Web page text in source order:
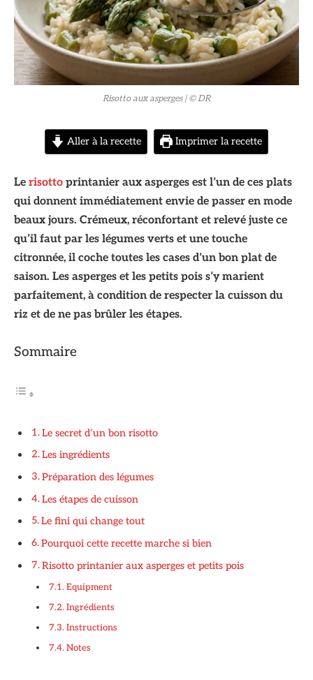
Risotto aux asperges | © DR
Aller à la recette Imprimer la recette
Le risotto printanier aux asperges est l’un de ces plats
qui donnent immédiatement envie de passer en mode
beaux jours. Crémeux, réconfortant et relevé juste ce
qu’il faut par les légumes verts et une touche
citronnée, il coche toutes les cases d’un bon plat de
saison. Les asperges et les petits pois s’y marient
parfaitement, à condition de respecter la cuisson du
riz et de ne pas brûler les étapes.
Sommaire
Le secret d’un bon risotto
Les ingrédients
Préparation des légumes
Les étapes de cuisson
Le fini qui change tout
Pourquoi cette recette marche si bien
Risotto printanier aux asperges et petits pois
Equipment
Ingrédients
Instructions
Notes